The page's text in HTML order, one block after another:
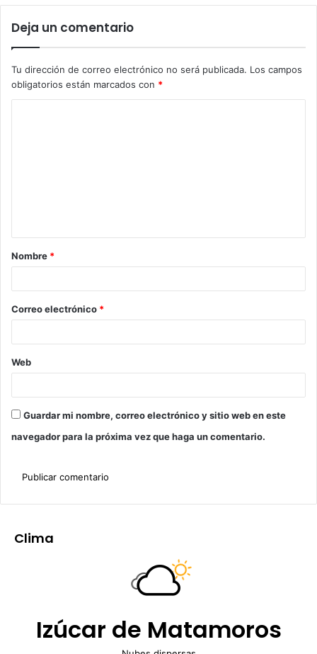
Deja un comentario
Tu dirección de correo electrónico no será publicada. Los campos
obligatorios están marcados con *
Nombre *
Correo electrónico *
Web
Guardar mi nombre, correo electrónico y sitio web en este
navegador para la próxima vez que haga un comentario.
Clima
Izúcar de Matamoros